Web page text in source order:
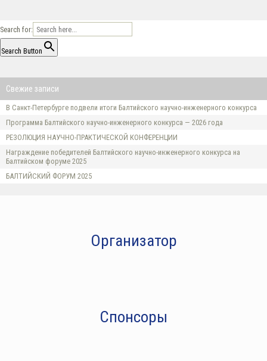
Search for:
Search Button
Свежие записи
В Санкт-Петербурге подвели итоги Балтийского научно-инженерного конкурса
Программа Балтийского научно-инженерного конкурса — 2026 года
РЕЗОЛЮЦИЯ НАУЧНО-ПРАКТИЧЕСКОЙ КОНФЕРЕНЦИИ
Награждение победителей Балтийского научно-инженерного конкурса на
Балтийском форуме 2025
БАЛТИЙСКИЙ ФОРУМ 2025
Организатор
Спонсоры